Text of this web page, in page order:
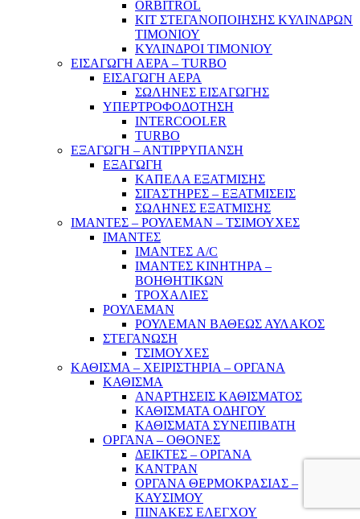
ORBITROL
ΚΙΤ ΣΤΕΓΑΝΟΠΟΙΗΣΗΣ ΚΥΛΙΝΔΡΩΝ
ΤΙΜΟΝΙΟΥ
ΚΥΛΙΝΔΡΟΙ ΤΙΜΟΝΙΟΥ
ΕΙΣΑΓΩΓΗ ΑΕΡΑ – TURBO
ΕΙΣΑΓΩΓΗ ΑΕΡΑ
ΣΩΛΗΝΕΣ ΕΙΣΑΓΩΓΗΣ
ΥΠΕΡΤΡΟΦΟΔΟΤΗΣΗ
INTERCOOLER
TURBO
ΕΞΑΓΩΓΗ – ΑΝΤΙΡΡΥΠΑΝΣΗ
ΕΞΑΓΩΓΗ
ΚΑΠΕΛΑ ΕΞΑΤΜΙΣΗΣ
ΣΙΓΑΣΤΗΡΕΣ – ΕΞΑΤΜΙΣΕΙΣ
ΣΩΛΗΝΕΣ ΕΞΑΤΜΙΣΗΣ
ΙΜΑΝΤΕΣ – ΡΟΥΛΕΜΑΝ – ΤΣΙΜΟΥΧΕΣ
ΙΜΑΝΤΕΣ
ΙΜΑΝΤΕΣ A/C
ΙΜΑΝΤΕΣ ΚΙΝΗΤΗΡΑ –
ΒΟΗΘΗΤΙΚΩΝ
ΤΡΟΧΑΛΙΕΣ
ΡΟΥΛΕΜΑΝ
ΡΟΥΛΕΜΑΝ ΒΑΘΕΩΣ ΑΥΛΑΚΟΣ
ΣΤΕΓΑΝΩΣΗ
ΤΣΙΜΟΥΧΕΣ
ΚΑΘΙΣΜΑ – ΧΕΙΡΙΣΤΗΡΙΑ – ΟΡΓΑΝΑ
ΚΑΘΙΣΜΑ
ΑΝΑΡΤΗΣΕΙΣ ΚΑΘΙΣΜΑΤΟΣ
ΚΑΘΙΣΜΑΤΑ ΟΔΗΓΟΥ
ΚΑΘΙΣΜΑΤΑ ΣΥΝΕΠΙΒΑΤΗ
ΟΡΓΑΝΑ – ΟΘΟΝΕΣ
ΔΕΙΚΤΕΣ – ΟΡΓΑΝΑ
ΚΑΝΤΡΑΝ
ΟΡΓΑΝΑ ΘΕΡΜΟΚΡΑΣΙΑΣ –
ΚΑΥΣΙΜΟΥ
ΠΙΝΑΚΕΣ ΕΛΕΓΧΟΥ